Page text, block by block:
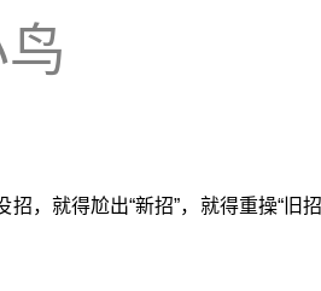
招，就得尬出“新招”，就得重操“